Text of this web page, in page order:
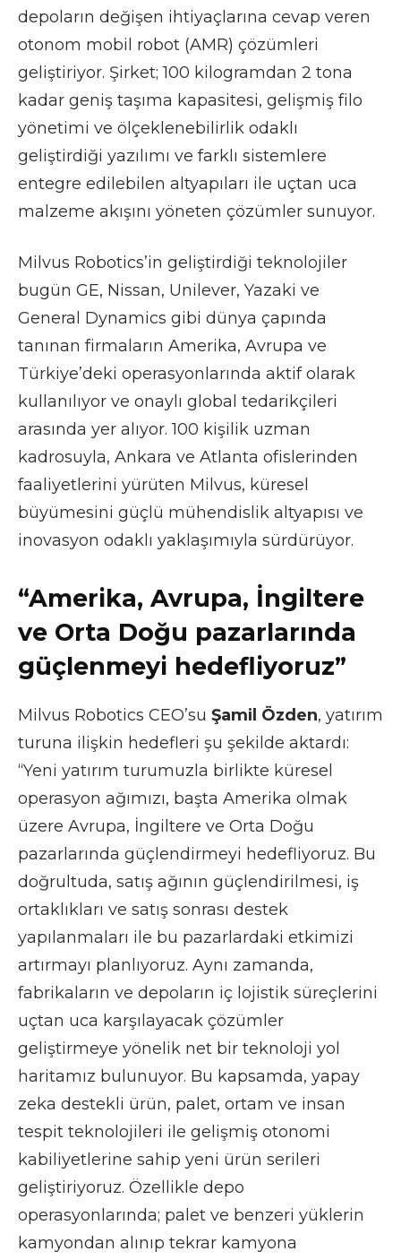
depoların değişen ihtiyaçlarına cevap veren
otonom mobil robot (AMR) çözümleri
geliştiriyor. Şirket; 100 kilogramdan 2 tona
kadar geniş taşıma kapasitesi, gelişmiş filo
yönetimi ve ölçeklenebilirlik odaklı
geliştirdiği yazılımı ve farklı sistemlere
entegre edilebilen altyapıları ile uçtan uca
malzeme akışını yöneten çözümler sunuyor.
Milvus Robotics’in geliştirdiği teknolojiler
bugün GE, Nissan, Unilever, Yazaki ve
General Dynamics gibi dünya çapında
tanınan firmaların Amerika, Avrupa ve
Türkiye’deki operasyonlarında aktif olarak
kullanılıyor ve onaylı global tedarikçileri
arasında yer alıyor. 100 kişilik uzman
kadrosuyla, Ankara ve Atlanta ofislerinden
faaliyetlerini yürüten Milvus, küresel
büyümesini güçlü mühendislik altyapısı ve
inovasyon odaklı yaklaşımıyla sürdürüyor.
“Amerika, Avrupa, İngiltere
ve Orta Doğu pazarlarında
güçlenmeyi hedefliyoruz”
Milvus Robotics CEO’su Şamil Özden, yatırım
turuna ilişkin hedefleri şu şekilde aktardı:
“Yeni yatırım turumuzla birlikte küresel
operasyon ağımızı, başta Amerika olmak
üzere Avrupa, İngiltere ve Orta Doğu
pazarlarında güçlendirmeyi hedefliyoruz. Bu
doğrultuda, satış ağının güçlendirilmesi, iş
ortaklıkları ve satış sonrası destek
yapılanmaları ile bu pazarlardaki etkimizi
artırmayı planlıyoruz. Aynı zamanda,
fabrikaların ve depoların iç lojistik süreçlerini
uçtan uca karşılayacak çözümler
geliştirmeye yönelik net bir teknoloji yol
haritamız bulunuyor. Bu kapsamda, yapay
zeka destekli ürün, palet, ortam ve insan
tespit teknolojileri ile gelişmiş otonomi
kabiliyetlerine sahip yeni ürün serileri
geliştiriyoruz. Özellikle depo
operasyonlarında; palet ve benzeri yüklerin
kamyondan alınıp tekrar kamyona